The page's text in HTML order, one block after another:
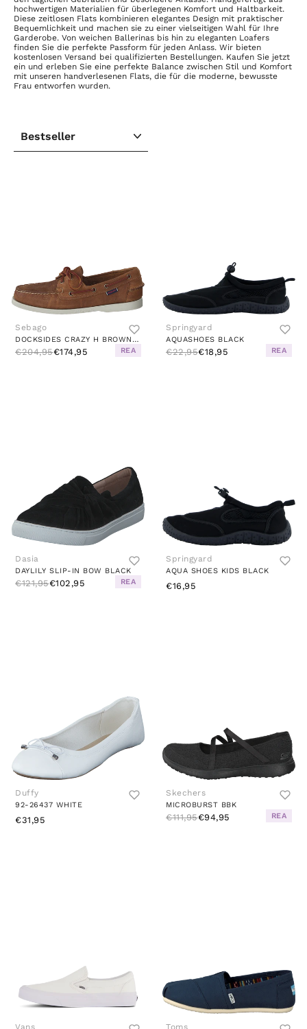
hochwertigen Materialien für überlegenen Komfort und Haltbarkeit.
Diese zeitlosen Flats kombinieren elegantes Design mit praktischer
Bequemlichkeit und machen sie zu einer vielseitigen Wahl für Ihre
Garderobe. Von weichen Ballerinas bis hin zu eleganten Loafers
finden Sie die perfekte Passform für jeden Anlass. Wir bieten
kostenlosen Versand bei qualifizierten Bestellungen. Kaufen Sie jetzt
ein und erleben Sie eine perfekte Balance zwischen Stil und Komfort
mit unseren handverlesenen Flats, die für die moderne, bewusste
Frau entworfen wurden.
Sebago
DOCKSIDES CRAZY H BROWN TAN
€204,95€174,95 REA
Springyard
AQUASHOES BLACK
€22,95€18,95 REA
Dasia
DAYLILY SLIP-IN BOW BLACK
€121,95€102,95 REA
Springyard
AQUA SHOES KIDS BLACK
€16,95
Duffy
92-26437 WHITE
€31,95
Skechers
MICROBURST BBK
€111,95€94,95 REA